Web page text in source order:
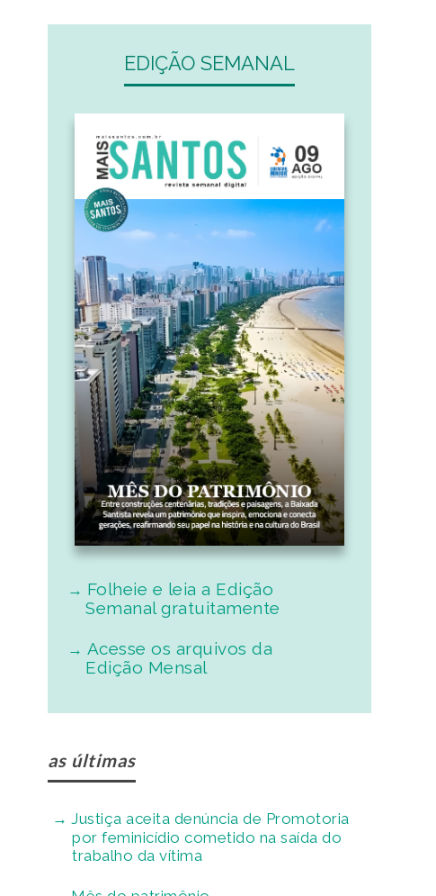
EDIÇÃO SEMANAL
Folheie e leia a Edição
Semanal gratuitamente
Acesse os arquivos da
Edição Mensal
as últimas
Justiça aceita denúncia de Promotoria
por feminicídio cometido na saída do
trabalho da vítima